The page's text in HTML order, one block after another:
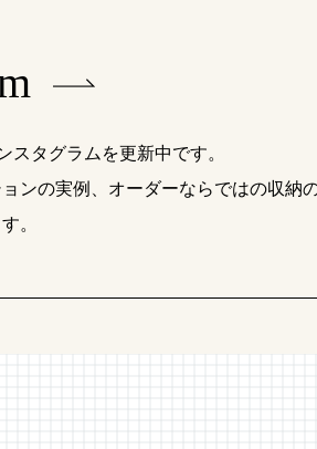
スタグラムを更新中です。
ンの実例、オーダーならではの収納
。